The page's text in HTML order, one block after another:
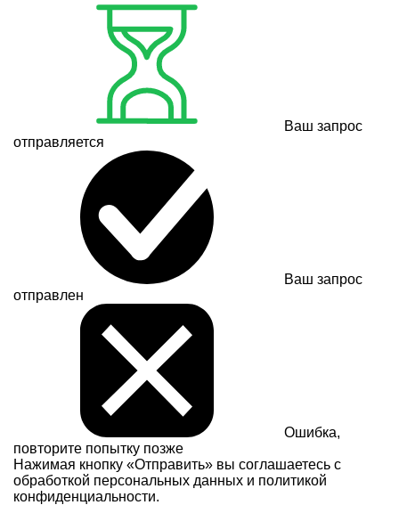
Ваш запрос
отправляется
Ваш запрос
отправлен
Ошибка,
повторите попытку позже
Нажимая кнопку «Отправить» вы соглашаетесь с
обработкой персональных данных и политикой
конфиденциальности.